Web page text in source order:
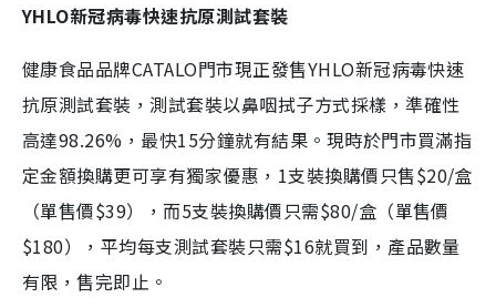
YHLO新冠病毒快速抗原測試套裝
健康食品品牌CATALO門市現正發售YHLO新冠病毒快速
抗原測試套裝，測試套裝以鼻咽拭子方式採樣，準確性
高達98.26%，最快15分鐘就有結果。現時於門市買滿指
定金額換購更可享有獨家優惠，1支裝換購價只售$20/盒
（單售價$39），而5支裝換購價只需$80/盒（單售價
$180），平均每支測試套裝只需$16就買到，產品數量
有限，售完即止。